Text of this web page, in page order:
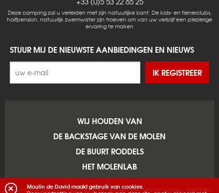
Deze camping zal u verleiden met zijn natuurlijke kant. De kids- en tienerclubs,
halfpension, natuurlijk zwemwater zijn troeven om van uw verblijf een plezierige
ervaring te maken
STUUR MIJ DE NIEUWSTE AANBIEDINGEN EN NIEUWS
IK REGISTREER
WIJ HOUDEN VAN
DE BACKSTAGE VAN DE MOLEN
DE BUURT RODDELS
HET MOLENLAB
Copyright © 2026 Le Moulin de David - Alle rechten voorbehouden -
Moulin de David maakt gebruik van cookies.